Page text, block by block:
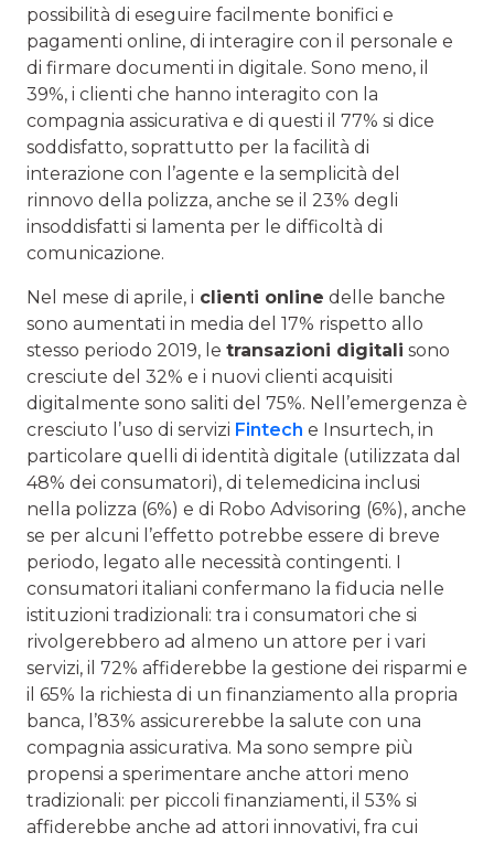
possibilità di eseguire facilmente bonifici e
pagamenti online, di interagire con il personale e
di firmare documenti in digitale. Sono meno, il
39%, i clienti che hanno interagito con la
compagnia assicurativa e di questi il 77% si dice
soddisfatto, soprattutto per la facilità di
interazione con l’agente e la semplicità del
rinnovo della polizza, anche se il 23% degli
insoddisfatti si lamenta per le difficoltà di
comunicazione.
Nel mese di aprile, i clienti online delle banche
sono aumentati in media del 17% rispetto allo
stesso periodo 2019, le transazioni digitali sono
cresciute del 32% e i nuovi clienti acquisiti
digitalmente sono saliti del 75%. Nell’emergenza è
cresciuto l’uso di servizi Fintech e Insurtech, in
particolare quelli di identità digitale (utilizzata dal
48% dei consumatori), di telemedicina inclusi
nella polizza (6%) e di Robo Advisoring (6%), anche
se per alcuni l’effetto potrebbe essere di breve
periodo, legato alle necessità contingenti. I
consumatori italiani confermano la fiducia nelle
istituzioni tradizionali: tra i consumatori che si
rivolgerebbero ad almeno un attore per i vari
servizi, il 72% affiderebbe la gestione dei risparmi e
il 65% la richiesta di un finanziamento alla propria
banca, l’83% assicurerebbe la salute con una
compagnia assicurativa. Ma sono sempre più
propensi a sperimentare anche attori meno
tradizionali: per piccoli finanziamenti, il 53% si
affiderebbe anche ad attori innovativi, fra cui